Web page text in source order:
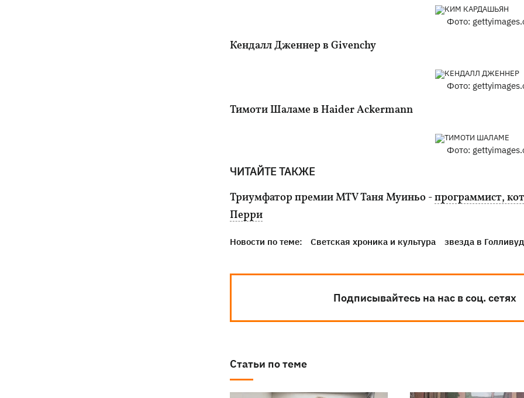
Фото:
Кендалл Дженнер в Givenchy
Фото:
Тимоти Шаламе в Haider Ackermann
Фото:
ЧИТАЙТЕ ТАКЖЕ
Триумфатор премии MTV Таня Муиньо - программист,
Перри
Новости по теме: Светская хроника и культура звезда в
Подписывайтесь на нас в соц. сетях
Статьи по теме